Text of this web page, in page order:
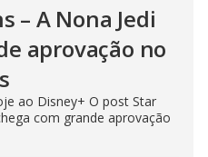
– A Nona Jedi
aprovação no
ao Disney+ O post Star
com grande aprovação